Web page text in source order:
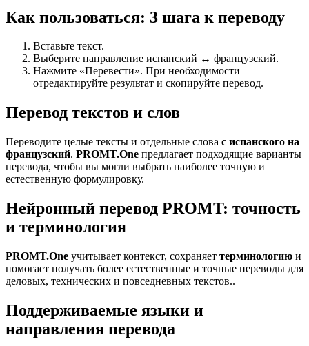
Как пользоваться: 3 шага к переводу
Вставьте текст.
Выберите направление испанский ↔ французский.
Нажмите «Перевести». При необходимости
отредактируйте результат и скопируйте перевод.
Перевод текстов и слов
Переводите целые тексты и отдельные слова с испанского на
французский. PROMT.One предлагает подходящие варианты
перевода, чтобы вы могли выбрать наиболее точную и
естественную формулировку.
Нейронный перевод PROMT: точность
и терминология
PROMT.One учитывает контекст, сохраняет терминологию и
помогает получать более естественные и точные переводы для
деловых, технических и повседневных текстов..
Поддерживаемые языки и
направления перевода